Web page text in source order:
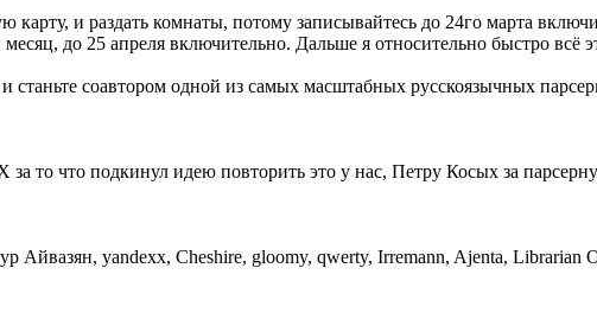
и раздать комнаты, потому записывайтесь до 24го марта
до 25 апреля включительно. Дальше я относительно быстро всё
станьте соавтором одной из самых масштабных русскоязычных
то что подкинул идею повторить это у нас, Петру Косых за
Айвазян, yandexx, Cheshire, gloomy, qwerty, Irremann, Ajenta,